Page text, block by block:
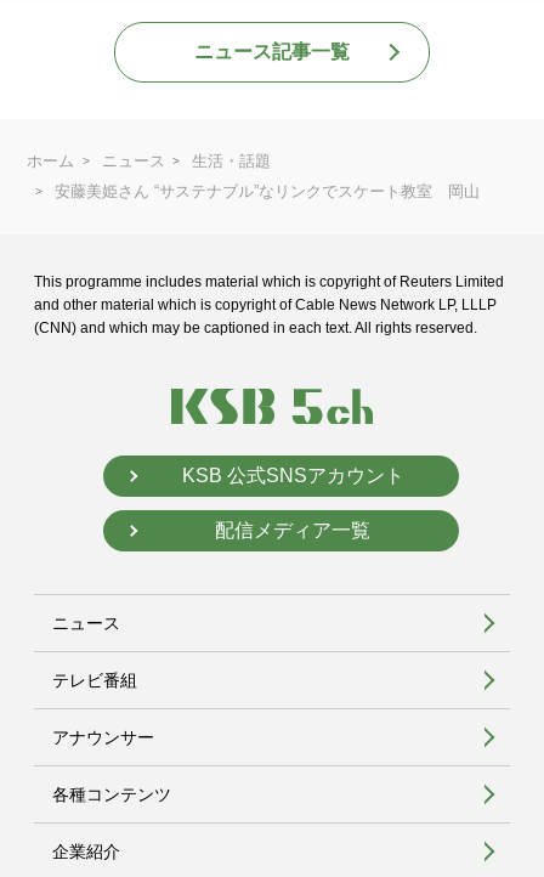
ニュース記事一覧
ホーム ニュース
生活・話題
安藤美姫さん “サステナブル”なリンクでスケート教室 岡山
This programme includes material which is copyright of Reuters Limited
and other material which is copyright of Cable News Network LP, LLLP
(CNN) and which may be captioned in each text. All rights reserved.
KSB 公式SNSアカウント
配信メディア一覧
ニュース
テレビ番組
アナウンサー
各種コンテンツ
企業紹介